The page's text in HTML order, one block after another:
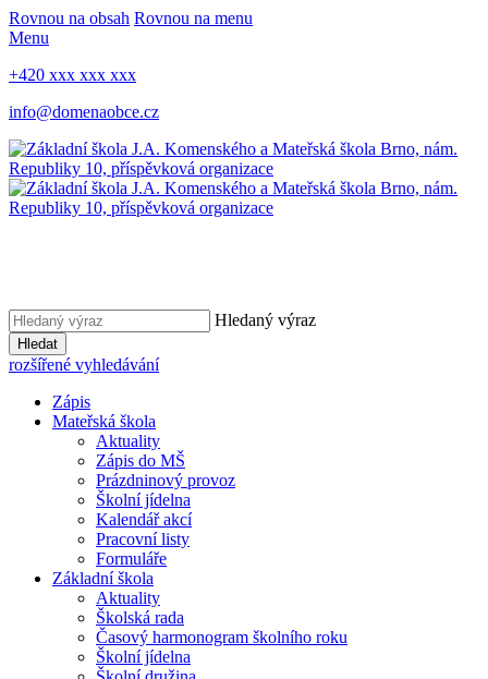
Rovnou na obsah Rovnou na menu
Menu
+420 xxx xxx xxx
info@domenaobce.cz
Hledaný výraz
Hledat
rozšířené vyhledávání
Zápis
Mateřská škola
Aktuality
Zápis do MŠ
Prázdninový provoz
Školní jídelna
Kalendář akcí
Pracovní listy
Formuláře
Základní škola
Aktuality
Školská rada
Časový harmonogram školního roku
Školní jídelna